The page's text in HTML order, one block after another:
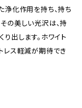
浄化作用を持ち、持ち
の美しい光沢は、持
出します。ホワイト
レス軽減が期待でき